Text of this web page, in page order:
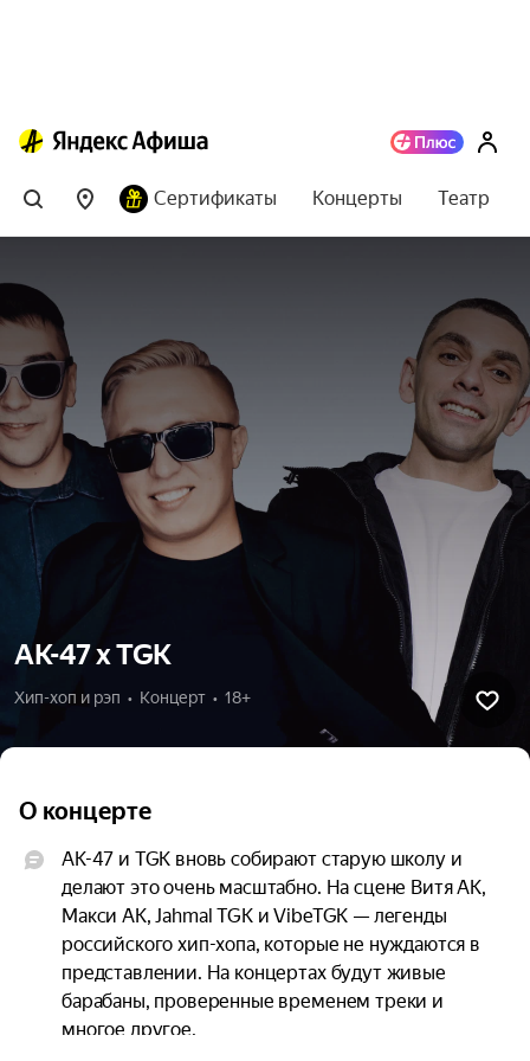
Сертификаты Концерты Театр
АК-47 х TGK
Хип-хоп и рэп  •  Концерт  •  18+
О концерте
АК-47 и TGK вновь собирают старую школу и
делают это очень масштабно. На сцене Витя АК,
Макси АК, Jahmal TGK и VibeTGK — легенды
российского хип-хопа, которые не нуждаются в
представлении. На концертах будут живые
барабаны, проверенные временем треки и
многое другое.